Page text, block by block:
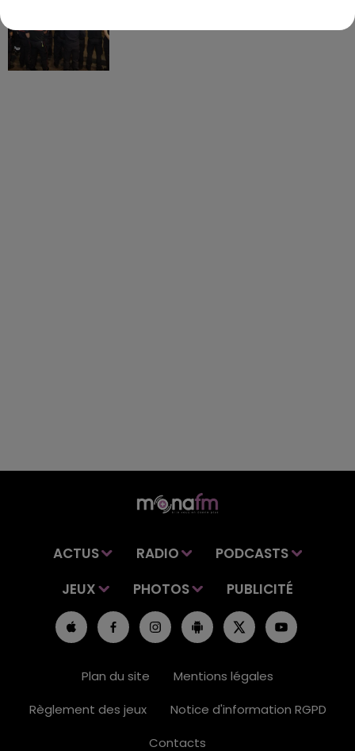
ACTUS RADIO
PODCASTS
JEUX
PHOTOS PUBLICITÉ
Plan du site
Mentions légales
Règlement des jeux
Notice d'information RGPD
Contacts